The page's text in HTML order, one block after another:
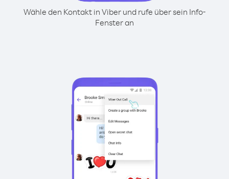
Wähle den Kontakt in Viber und rufe über sein Info-
Fenster an